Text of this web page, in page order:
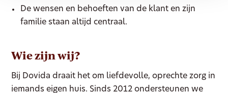
De wensen en behoeften van de klant en zijn
familie staan altijd centraal.
Wie zijn wij?
Bij Dovida draait het om liefdevolle, oprechte zorg in
iemands eigen huis. Sinds 2012 ondersteunen we